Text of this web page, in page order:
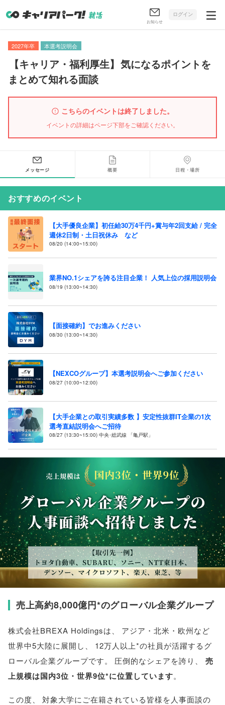
お知らせ
ログイン
2027年卒 本選考説明会
【キャリア・福利厚生】 気になるポイントを
まとめて知れる面談
こちらのイベントは終了しました。
イベントの詳細はページ下部をご確認ください。
メッセージ 概要 日程・場所
おすすめのイベント
【大手優良企業】初任給30万4千円+賞与年2回支給 / 完全
週休2日制・土日祝休み など
08/20 (14:00~15:00)
業界NO.1シェアを誇る注目企業！ 人気上位の採用説明会
08/19 (13:00~14:30)
【面接確約】でお進みください
08/30 (13:00~14:30)
【NEXCOグループ】本選考説明会へご参加ください
08/27 (10:00~12:00)
【大手企業との取引実績多数 】安定性抜群IT企業の1次
選考直結説明会へご招待
08/27 (13:30~15:00) 中央･総武線 「亀戸駅」
売上高約8,000億円*のグローバル企業グループ
株式会社BREXA Holdingsは
アジア・北米・欧州など
世界中5大陸に展開し
12万人以上*の社員が活躍するグ
ローバル企業グループです。 圧倒的なシェアを誇り
売
上規模は国内3位・世界9位*に位置しています。
この度
対象大学にご在籍されている皆様を人事面談の